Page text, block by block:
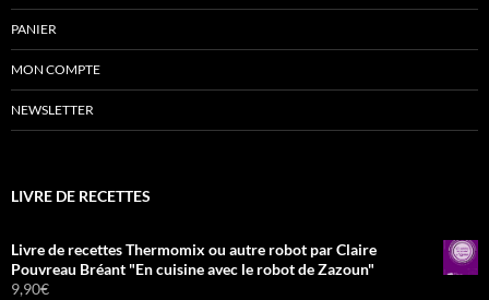
PANIER
MON COMPTE
NEWSLETTER
LIVRE DE RECETTES
Livre de recettes Thermomix ou autre robot par Claire
Pouvreau Bréant "En cuisine avec le robot de Zazoun"
9,90€